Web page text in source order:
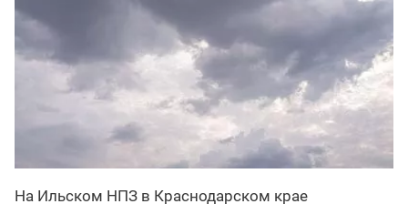
На Ильском НПЗ в Краснодарском крае